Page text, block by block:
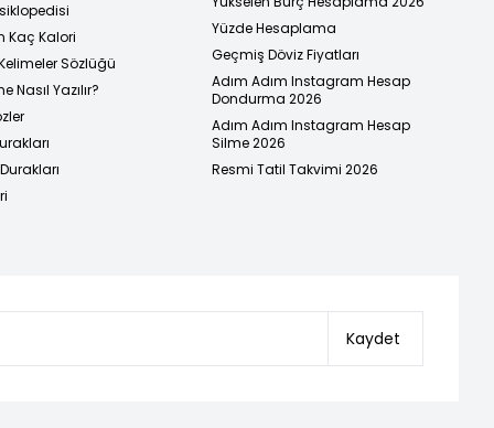
Kaç Kalori
Sözlüğü
Nasıl Yazılır?
Yüzde Hesaplama
Geçmiş Döviz Fiyatları
Adım Adım Instagram Hesap
Dondurma 2026
Adım Adım Instagram Hesap
Silme 2026
Resmi Tatil Takvimi 2026
Kaydet